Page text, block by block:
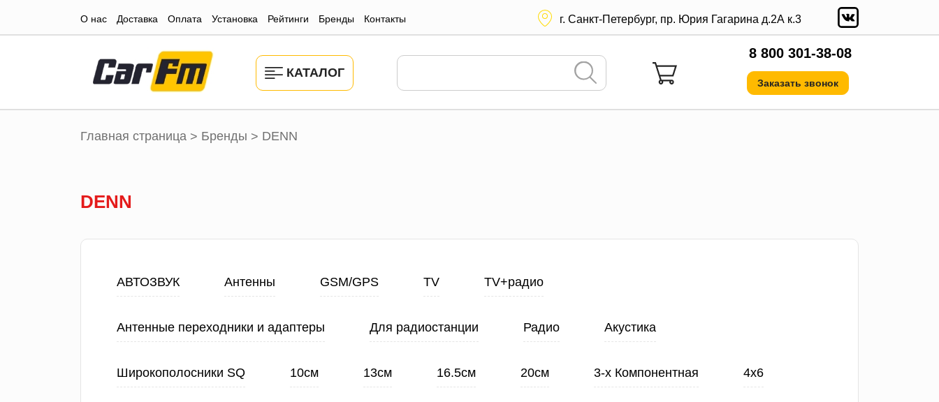
О нас Доставка Оплата Установка Рейтинги Бренды Контакты г. Санкт-Петербург, пр. Юрия Гагарина д.2А к.3
КАТАЛОГ
8 800 301-38-08
Заказать звонок
Главная страница > Бренды > DENN
DENN
АВТОЗВУК Антенны GSM/GPS TV TV+радио
Антенные переходники и адаптеры Для радиостанции Радио Акустика
Широкополосники SQ 10см 13см 16.5см 20см 3-х Компонентная 4х6